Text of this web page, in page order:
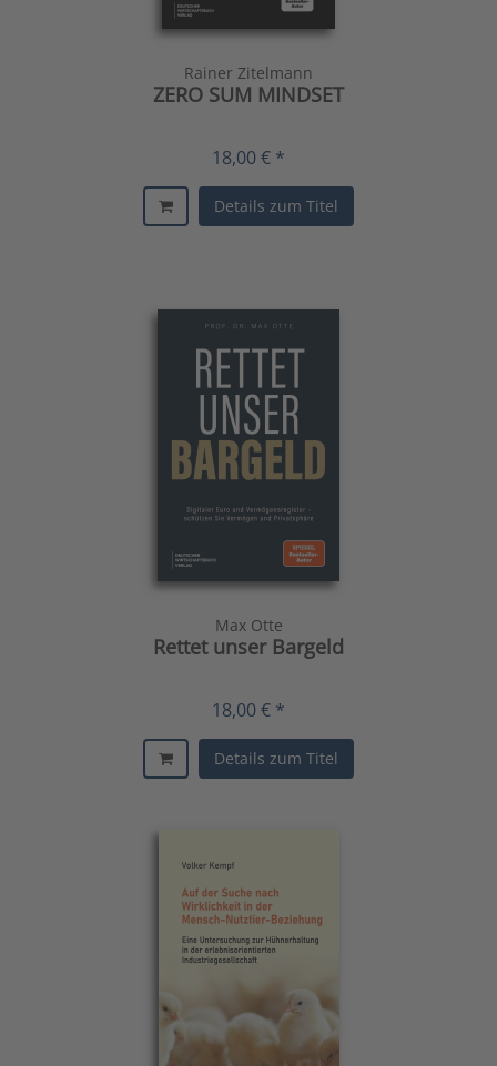
Rainer Zitelmann
ZERO SUM MINDSET
18,00 € *
Details zum Titel
Max Otte
Rettet unser Bargeld
18,00 € *
Details zum Titel